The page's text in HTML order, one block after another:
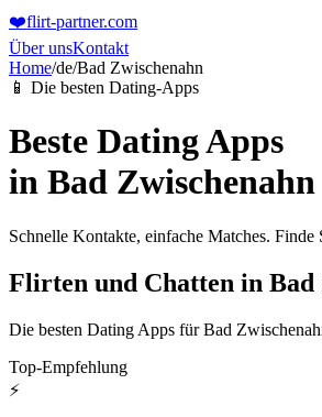
❤️flirt-partner.com
Über unsKontakt
Home/de/Bad Zwischenahn
📱 Die besten Dating-Apps
Beste Dating Apps
in Bad Zwischenahn
Schnelle Kontakte, einfache Matches.
Flirten und Chatten in Bad
Die besten Dating Apps für Bad
Top-Empfehlung
⚡